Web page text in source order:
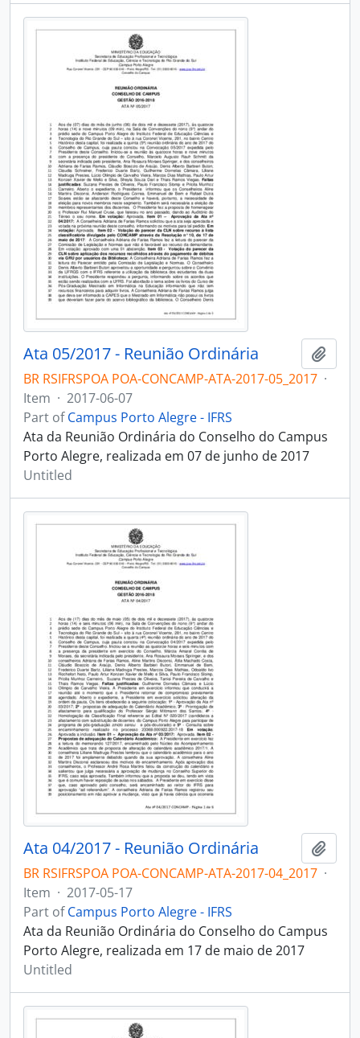
Ata 05/2017 - Reunião Ordinária
BR RSIFRSPOA POA-CONCAMP-ATA-2017-05_2017 ·
Item · 2017-06-07
Part ofCampus Porto Alegre - IFRS
Ata da Reunião Ordinária do Conselho do Campus
Porto Alegre, realizada em 07 de junho de 2017
Untitled
Ata 04/2017 - Reunião Ordinária
BR RSIFRSPOA POA-CONCAMP-ATA-2017-04_2017 ·
Item · 2017-05-17
Part ofCampus Porto Alegre - IFRS
Ata da Reunião Ordinária do Conselho do Campus
Porto Alegre, realizada em 17 de maio de 2017
Untitled